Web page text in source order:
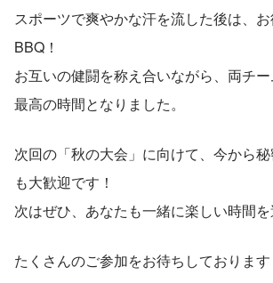
スポーツで爽やかな汗を流した後は、
BBQ！
お互いの健闘を称え合いながら、両チ
最高の時間となりました。
次回の「秋の大会」に向けて、今から
も大歓迎です！
次はぜひ、あなたも一緒に楽しい時間
たくさんのご参加をお待ちしております